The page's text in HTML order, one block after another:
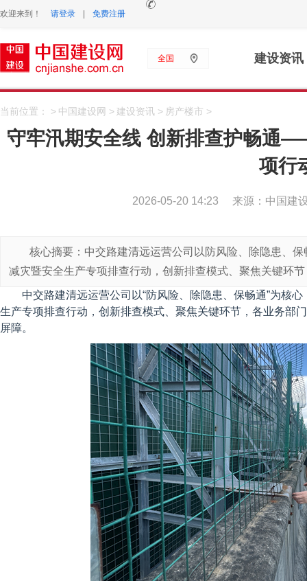
欢迎来到！ 请登录 免费注册
全国 建设资讯
当前位置： > 中国建设网 > 建设资讯 > 房产楼市 >
守牢汛期安全线 创新排查护畅通
项行
2026-05-20 14:23 来源：中国建
核心摘要：中交路建清远运营公司以防风险、除隐患、
减灾暨安全生产专项排查行动，创新排查模式、聚焦关键环
中交路建清远运营公司以“防风险、除隐患、保畅通”为核
生产专项排查行动，创新排查模式、聚焦关键环节，各业务部
屏障。